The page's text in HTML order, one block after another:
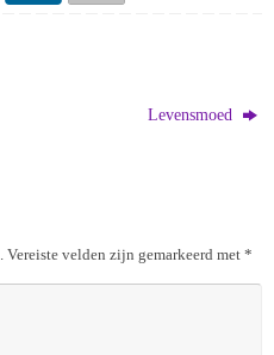
Levensmoed
Vereiste velden zijn gemarkeerd met *